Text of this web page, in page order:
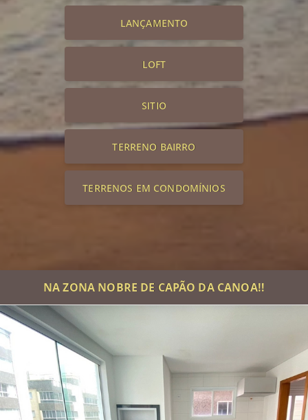
LANÇAMENTO
LOFT
SITIO
TERRENO BAIRRO
TERRENOS EM CONDOMÍNIOS
NA ZONA NOBRE DE CAPÃO DA CANOA!!